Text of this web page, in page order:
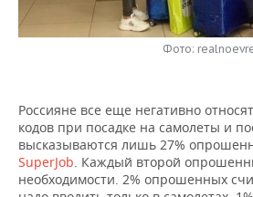
НЕФТЕХИМИЯ
ЭНЕРГЕТИКА
РОЗНИЧНАЯ ТОРГОВЛЯ
УСЛУГИ
НОВОСТИ ТЕХНОЛОГИЙ
МЕДИА
ТЕЛЕКОММУНИКАЦИИ
МЕРОПРИЯТИЯ
ВЫЕЗДНАЯ РЕДАКЦИЯ
БИЗНЕС-БРАНЧИ
НОВОСТИ СПОРТА
ФУТБОЛ
ОБЩЕСТВО
НОВОСТИ ОБЩЕСТВА
ФОТОГАЛЕРЕЯ
Фото:
Россияне все еще негативно
кодов при посадке на самолеты и
высказываются лишь 27%
SuperJob. Каждый второй
необходимости. 2% опрошенных